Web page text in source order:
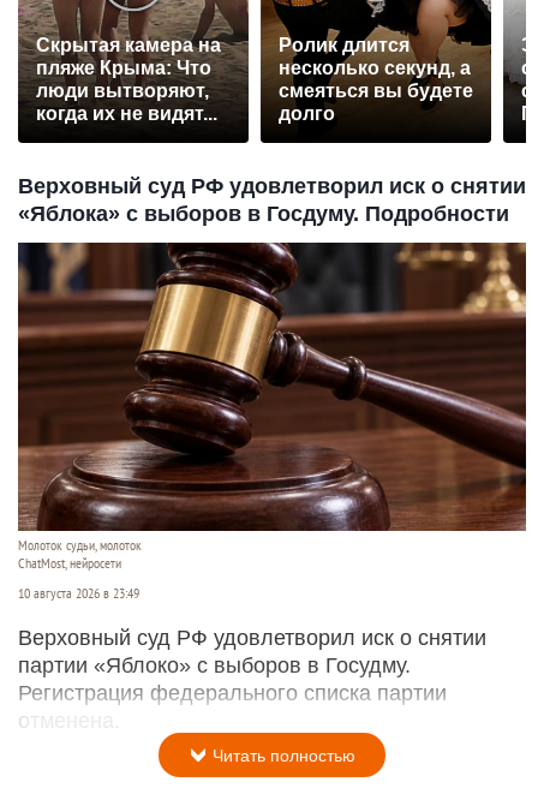
Скрытая камера на
пляже Крыма: Что
люди вытворяют,
когда их не видят...
Ролик длится
несколько секунд, а
смеяться вы будете
долго
Верховный суд РФ удовлетворил иск о снятии
«Яблока» с выборов в Госдуму. Подробности
Молоток судьи, молоток
ChatMost, нейросети
10 августа 2026 в 23:49
Верховный суд РФ удовлетворил иск о снятии
партии «Яблоко» с выборов в Госудму.
Регистрация федерального списка партии
отменена.
Читать полностью